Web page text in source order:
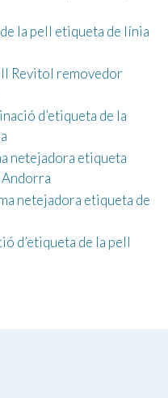
la pell etiqueta de línia
Revitol removedor
d’etiqueta de la
netejadora etiqueta
netejadora etiqueta de
d’etiqueta de la pell